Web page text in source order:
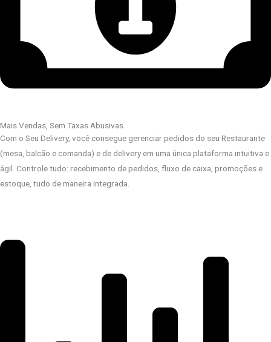
Mais Vendas, Sem Taxas Abusivas
Com o Seu Delivery, você consegue gerenciar pedidos do seu Restaurante
(mesa, balcão e comanda) e de delivery em uma única plataforma intuitiva e
ágil. Controle tudo: recebimento de pedidos, fluxo de caixa, promoções e
estoque, tudo de maneira integrada.